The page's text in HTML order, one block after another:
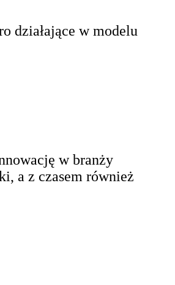
działające w modelu
w branży
a z czasem również